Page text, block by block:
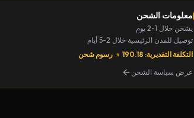
معلومات الشحن
يشحن خلال 1-2 يوم
توصيل للمدن الرئيسية خلال 2-5 أيام
التكلفة التقديرية: 190.18
رسوم شحن
عرض سياسة الشحن